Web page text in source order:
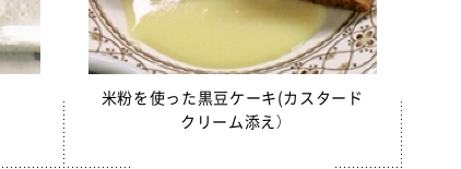
米粉を使った黒豆ケーキ(カスタード
クリーム添え）